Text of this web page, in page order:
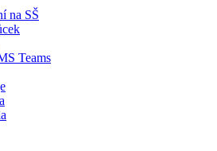
na SŠ
Teams